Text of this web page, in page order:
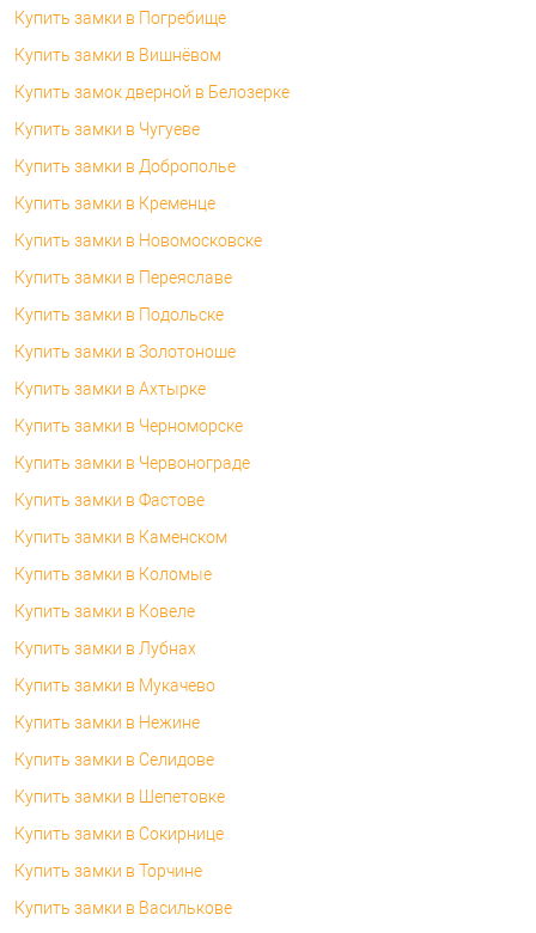
Купить замки в Погребище
Купить замки в Вишнёвом
Купить замок дверной в Белозерке
Купить замки в Чугуеве
Купить замки в Доброполье
Купить замки в Кременце
Купить замки в Новомосковске
Купить замки в Переяславе
Купить замки в Подольске
Купить замки в Золотоноше
Купить замки в Ахтырке
Купить замки в Черноморске
Купить замки в Червонограде
Купить замки в Фастове
Купить замки в Каменском
Купить замки в Коломые
Купить замки в Ковеле
Купить замки в Лубнах
Купить замки в Мукачево
Купить замки в Нежине
Купить замки в Селидове
Купить замки в Шепетовке
Купить замки в Сокирнице
Купить замки в Торчине
Купить замки в Василькове